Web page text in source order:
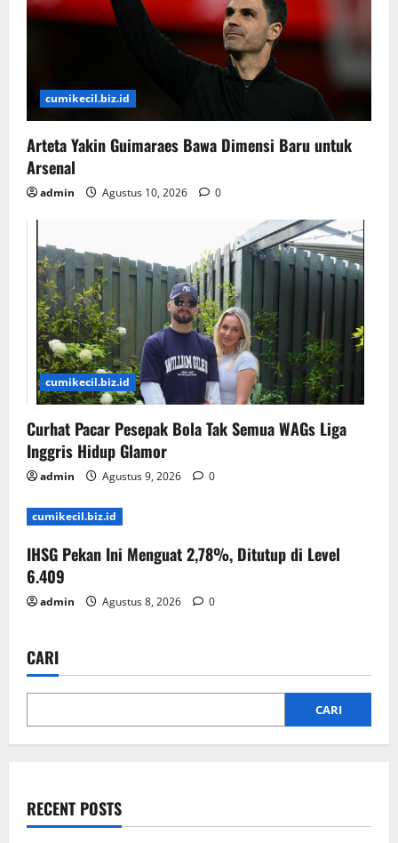
cumikecil.biz.id
Arteta Yakin Guimaraes Bawa Dimensi Baru untuk
Arsenal
admin Agustus 10, 2026 0
cumikecil.biz.id
Curhat Pacar Pesepak Bola Tak Semua WAGs Liga
Inggris Hidup Glamor
admin Agustus 9, 2026 0
cumikecil.biz.id
IHSG Pekan Ini Menguat 2,78%, Ditutup di Level
6.409
admin Agustus 8, 2026 0
CARI
CARI
RECENT POSTS